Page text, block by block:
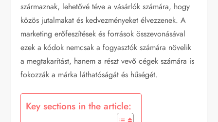
származnak, lehetővé téve a vásárlók számára, hogy
közös jutalmakat és kedvezményeket élvezzenek. A
marketing erőfeszítések és források összevonásával
ezek a kódok nemcsak a fogyasztók számára növelik
a megtakarítást, hanem a részt vevő cégek számára is
fokozzák a márka láthatóságát és hűségét.
Key sections in the article: